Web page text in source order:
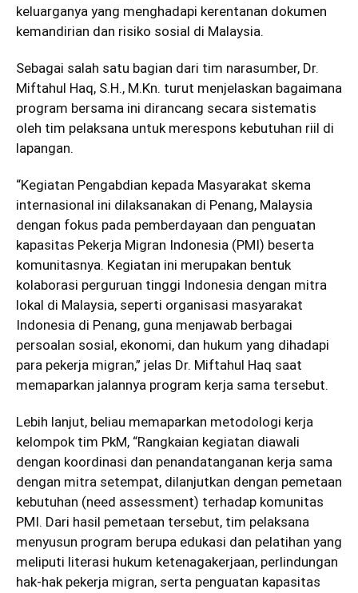
keluarganya yang menghadapi kerentanan dokumen
kemandirian dan risiko sosial di Malaysia.
Sebagai salah satu bagian dari tim narasumber, Dr.
Miftahul Haq, S.H., M.Kn. turut menjelaskan bagaimana
program bersama ini dirancang secara sistematis
oleh tim pelaksana untuk merespons kebutuhan riil di
lapangan.
“Kegiatan Pengabdian kepada Masyarakat skema
internasional ini dilaksanakan di Penang, Malaysia
dengan fokus pada pemberdayaan dan penguatan
kapasitas Pekerja Migran Indonesia (PMI) beserta
komunitasnya. Kegiatan ini merupakan bentuk
kolaborasi perguruan tinggi Indonesia dengan mitra
lokal di Malaysia, seperti organisasi masyarakat
Indonesia di Penang, guna menjawab berbagai
persoalan sosial, ekonomi, dan hukum yang dihadapi
para pekerja migran,” jelas Dr. Miftahul Haq saat
memaparkan jalannya program kerja sama tersebut.
Lebih lanjut, beliau memaparkan metodologi kerja
kelompok tim PkM, “Rangkaian kegiatan diawali
dengan koordinasi dan penandatanganan kerja sama
dengan mitra setempat, dilanjutkan dengan pemetaan
kebutuhan (need assessment) terhadap komunitas
PMI. Dari hasil pemetaan tersebut, tim pelaksana
menyusun program berupa edukasi dan pelatihan yang
meliputi literasi hukum ketenagakerjaan, perlindungan
hak-hak pekerja migran, serta penguatan kapasitas